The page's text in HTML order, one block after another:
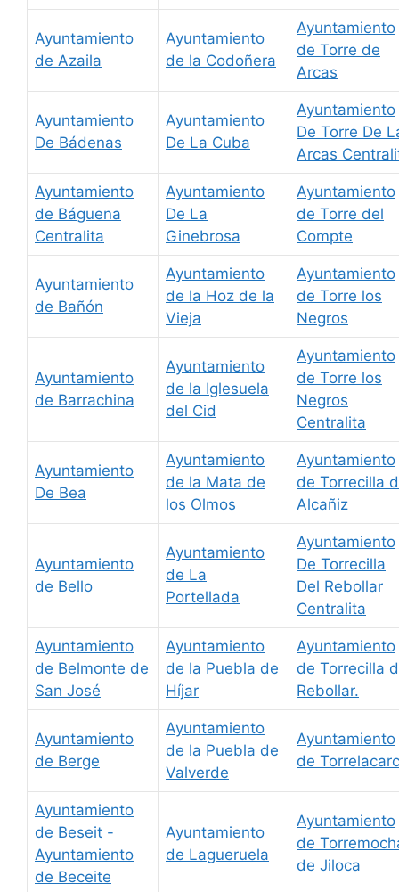
Ayuntamiento
de Azaila
Ayuntamiento
de la Codoñera
Ayuntamiento
de Torre de
Arcas
Ayuntamiento
De Bádenas
Ayuntamiento
De La Cuba
Ayuntamiento
De Torre De
Arcas
Ayuntamiento
de Báguena
Centralita
Ayuntamiento
De La
Ginebrosa
Ayuntamiento
de Torre del
Compte
Ayuntamiento
de Bañón
Ayuntamiento
de la Hoz de la
Vieja
Ayuntamiento
de Torre los
Negros
Ayuntamiento
de Barrachina
Ayuntamiento
de la Iglesuela
del Cid
Ayuntamiento
de Torre los
Negros
Centralita
Ayuntamiento
De Bea
Ayuntamiento
de la Mata de
los Olmos
Ayuntamiento
de Torrecilla
Alcañiz
Ayuntamiento
de Bello
Ayuntamiento
de La
Portellada
Ayuntamiento
De Torrecilla
Del Rebollar
Centralita
Ayuntamiento
de Belmonte de
San José
Ayuntamiento
de la Puebla de
Híjar
Ayuntamiento
de Torrecilla
Rebollar.
Ayuntamiento
de Berge
Ayuntamiento
de la Puebla de
Valverde
Ayuntamiento
de
Ayuntamiento
de Beseit -
Ayuntamiento
de Beceite
Ayuntamiento
de Lagueruela
Ayuntamiento
de
de Jiloca